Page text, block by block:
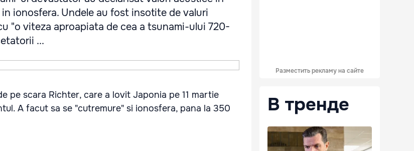
ionosfera. Undele au fost insotite de valuri
"o viteza aproapiata de cea a tsunami-ului 720-
...
pe scara Richter, care a lovit Japonia pe 11 martie
A facut sa se "cutremure" si ionosfera, pana la 350
Разместить рекламу на сайте
В тренде